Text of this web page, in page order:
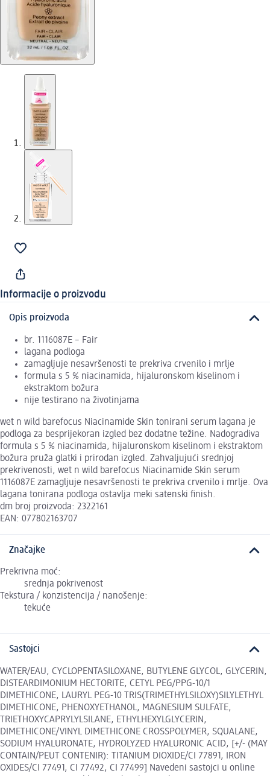
Informacije o proizvodu
Opis proizvoda
br. 1116087E – Fair
lagana podloga
zamagljuje nesavršenosti te prekriva crvenilo i mrlje
formula s 5 % niacinamida, hijaluronskom kiselinom i
ekstraktom božura
nije testirano na životinjama
wet n wild barefocus Niacinamide Skin tonirani serum lagana je
podloga za besprijekoran izgled bez dodatne težine. Nadogradiva
formula s 5 % niacinamida, hijaluronskom kiselinom i ekstraktom
božura pruža glatki i prirodan izgled. Zahvaljujući srednjoj
prekrivenosti, wet n wild barefocus Niacinamide Skin serum
1116087E zamagljuje nesavršenosti te prekriva crvenilo i mrlje. Ova
lagana tonirana podloga ostavlja meki satenski finish.
dm broj proizvoda: 2322161
EAN: 077802163707
Značajke
Prekrivna moć:
srednja pokrivenost
Tekstura / konzistencija / nanošenje:
tekuće
Sastojci
WATER/EAU, CYCLOPENTASILOXANE, BUTYLENE GLYCOL, GLYCERIN,
DISTEARDIMONIUM HECTORITE, CETYL PEG/PPG-10/1
DIMETHICONE, LAURYL PEG-10 TRIS(TRIMETHYLSILOXY)SILYLETHYL
DIMETHICONE, PHENOXYETHANOL, MAGNESIUM SULFATE,
TRIETHOXYCAPRYLYLSILANE, ETHYLHEXYLGLYCERIN,
DIMETHICONE/VINYL DIMETHICONE CROSSPOLYMER, SQUALANE,
SODIUM HYALURONATE, HYDROLYZED HYALURONIC ACID, [+/- (MAY
CONTAIN/PEUT CONTENIR): TITANIUM DIOXIDE/CI 77891, IRON
OXIDES/CI 77491, CI 77492, CI 77499] Navedeni sastojci u online